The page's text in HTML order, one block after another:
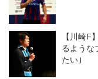
【川崎F
るような
たい｣